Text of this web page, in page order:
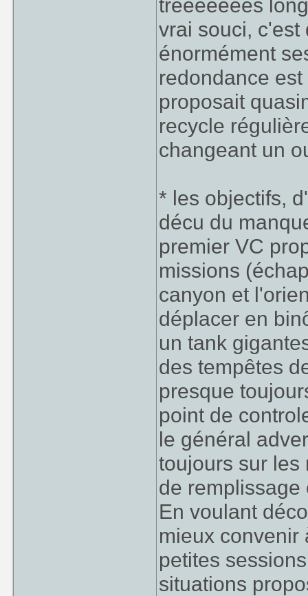
trèèèèèèès
vrai souci,
énormément
redondance
proposait
recycle
changeant un
* les objectifs,
décu du
premier VC
missions
canyon et
déplacer en
un tank
des tempêtes
presque
point de
le général
toujours sur les
de remplissage
En voulant
mieux convenir
petites
situations